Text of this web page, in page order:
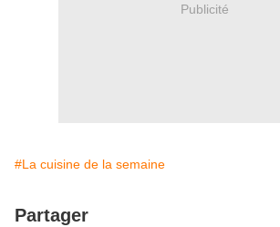
Publicité
#La cuisine de la semaine
Partager